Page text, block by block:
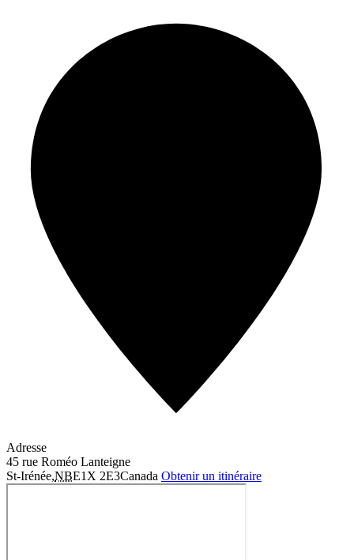
Adresse
45 rue Roméo Lanteigne
St-Irénée,NBE1X 2E3Canada Obtenir un itinéraire